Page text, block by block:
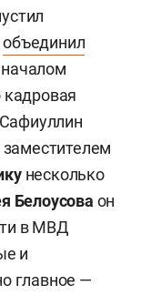
объединил
кадровая
несколько
Белоусова он
в МВД
и
главное —